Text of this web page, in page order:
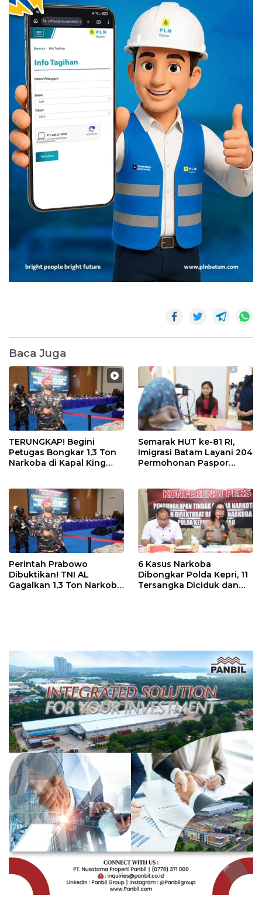
Baca Juga
TERUNGKAP! Begini
Petugas Bongkar 1,3 Ton
Narkoba di Kapal King
Pengiriman Masih
Misterius
Semarak HUT ke-81 RI,
Imigrasi Batam Layani 204
Permohonan Paspor
Perintah Prabowo
Dibuktikan! TNI AL
Gagalkan 1,3 Ton Narkoba
6 Kasus Narkoba
Dibongkar Polda Kepri, 11
Tersangka Diciduk dan